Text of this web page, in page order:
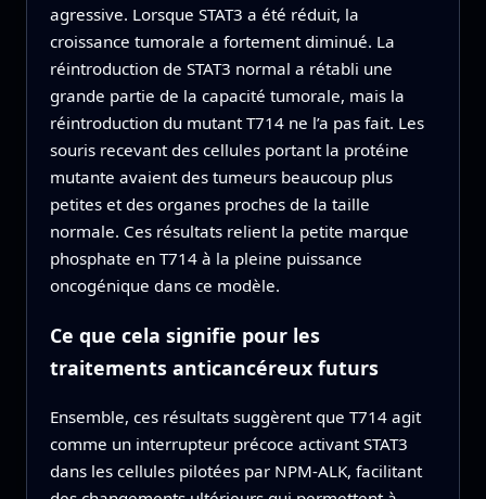
agressive. Lorsque STAT3 a été réduit, la
croissance tumorale a fortement diminué. La
réintroduction de STAT3 normal a rétabli une
grande partie de la capacité tumorale, mais la
réintroduction du mutant T714 ne l’a pas fait. Les
souris recevant des cellules portant la protéine
mutante avaient des tumeurs beaucoup plus
petites et des organes proches de la taille
normale. Ces résultats relient la petite marque
phosphate en T714 à la pleine puissance
oncogénique dans ce modèle.
Ce que cela signifie pour les
traitements anticancéreux futurs
Ensemble, ces résultats suggèrent que T714 agit
comme un interrupteur précoce activant STAT3
dans les cellules pilotées par NPM‑ALK, facilitant